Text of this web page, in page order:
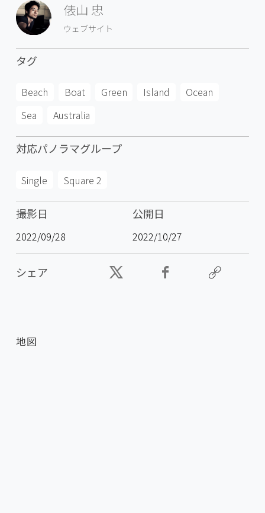
俵山 忠
ウェブサイト
タグ
Beach Boat Green Island
Ocean
Sea
Australia
対応パノラマグループ
Single Square 2
撮影日
2022/09/28
公開日
2022/10/27
シェア
地図